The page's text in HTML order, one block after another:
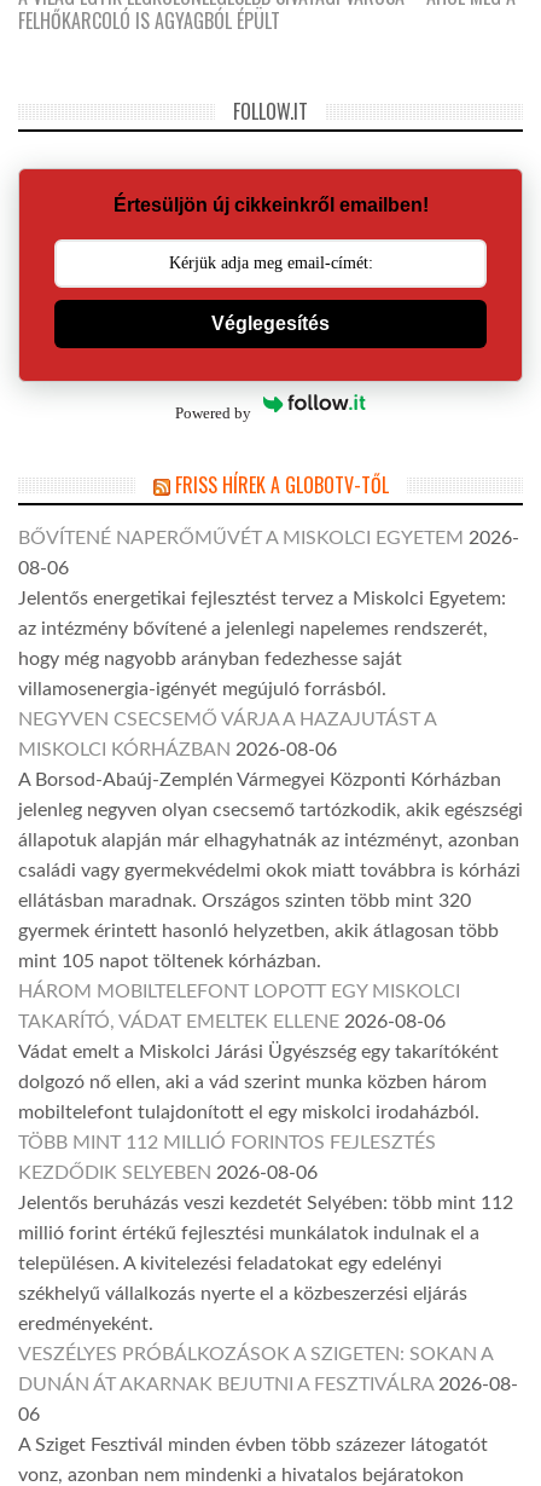
FELHŐKARCOLÓ IS AGYAGBÓL ÉPÜLT
FOLLOW.IT
Értesüljön új cikkeinkről emailben!
Véglegesítés
Powered by
FRISS HÍREK A GLOBOTV-TŐL
BŐVÍTENÉ NAPERŐMŰVÉT A MISKOLCI EGYETEM 2026-
08-06
Jelentős energetikai fejlesztést tervez a Miskolci Egyetem:
az intézmény bővítené a jelenlegi napelemes rendszerét,
hogy még nagyobb arányban fedezhesse saját
villamosenergia-igényét megújuló forrásból.
NEGYVEN CSECSEMŐ VÁRJA A HAZAJUTÁST A
MISKOLCI KÓRHÁZBAN 2026-08-06
A Borsod-Abaúj-Zemplén Vármegyei Központi Kórházban
jelenleg negyven olyan csecsemő tartózkodik, akik egészségi
állapotuk alapján már elhagyhatnák az intézményt, azonban
családi vagy gyermekvédelmi okok miatt továbbra is kórházi
ellátásban maradnak. Országos szinten több mint 320
gyermek érintett hasonló helyzetben, akik átlagosan több
mint 105 napot töltenek kórházban.
HÁROM MOBILTELEFONT LOPOTT EGY MISKOLCI
TAKARÍTÓ, VÁDAT EMELTEK ELLENE 2026-08-06
Vádat emelt a Miskolci Járási Ügyészség egy takarítóként
dolgozó nő ellen, aki a vád szerint munka közben három
mobiltelefont tulajdonított el egy miskolci irodaházból.
TÖBB MINT 112 MILLIÓ FORINTOS FEJLESZTÉS
KEZDŐDIK SELYEBEN 2026-08-06
Jelentős beruházás veszi kezdetét Selyében: több mint 112
millió forint értékű fejlesztési munkálatok indulnak el a
településen. A kivitelezési feladatokat egy edelényi
székhelyű vállalkozás nyerte el a közbeszerzési eljárás
eredményeként.
VESZÉLYES PRÓBÁLKOZÁSOK A SZIGETEN: SOKAN A
DUNÁN ÁT AKARNAK BEJUTNI A FESZTIVÁLRA 2026-08-
06
A Sziget Fesztivál minden évben több százezer látogatót
vonz, azonban nem mindenki a hivatalos bejáratokon